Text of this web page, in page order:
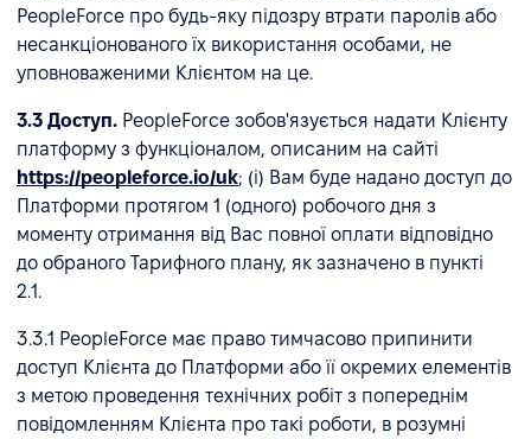
PeopleForce про будь-яку підозру втрати паролів або
несанкціонованого їх використання особами, не
уповноваженими Клієнтом на це.
3.3 Доступ. PeopleForce зобов'язується надати Клієнту
платформу з функціоналом, описаним на сайті
https://peopleforce.io/uk; (i) Вам буде надано доступ до
Платформи протягом 1 (одного) робочого дня з
моменту отримання від Вас повної оплати відповідно
до обраного Тарифного плану, як зазначено в пункті
2.1.
3.3.1 PeopleForce має право тимчасово припинити
доступ Клієнта до Платформи або її окремих елементів
з метою проведення технічних робіт з попереднім
повідомленням Клієнта про такі роботи, в розумні